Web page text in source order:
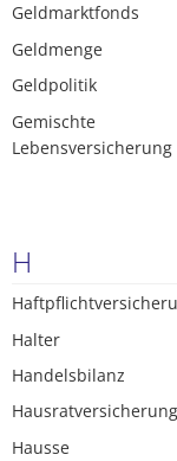
Geldmarktfonds
Geldmenge
Geldpolitik
Gemischte
Lebensversicherung
H
Halter
Handelsbilanz
Hausratversicherung
Hausse